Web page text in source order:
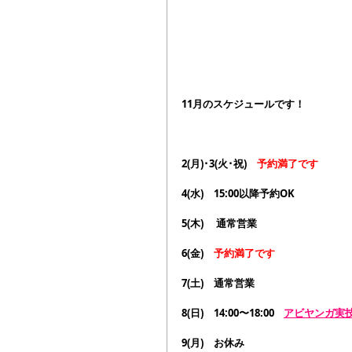
11月のスケジュールです！
2(月)･3(火･祝) 予約満了です
4(水)　15:00以降予約OK
5(木) 　通常営業
6(金) 予約満了です
7(土)　通常営業
8(日)　14:00〜18:00 アビヤンガ実
9(月)　お休み